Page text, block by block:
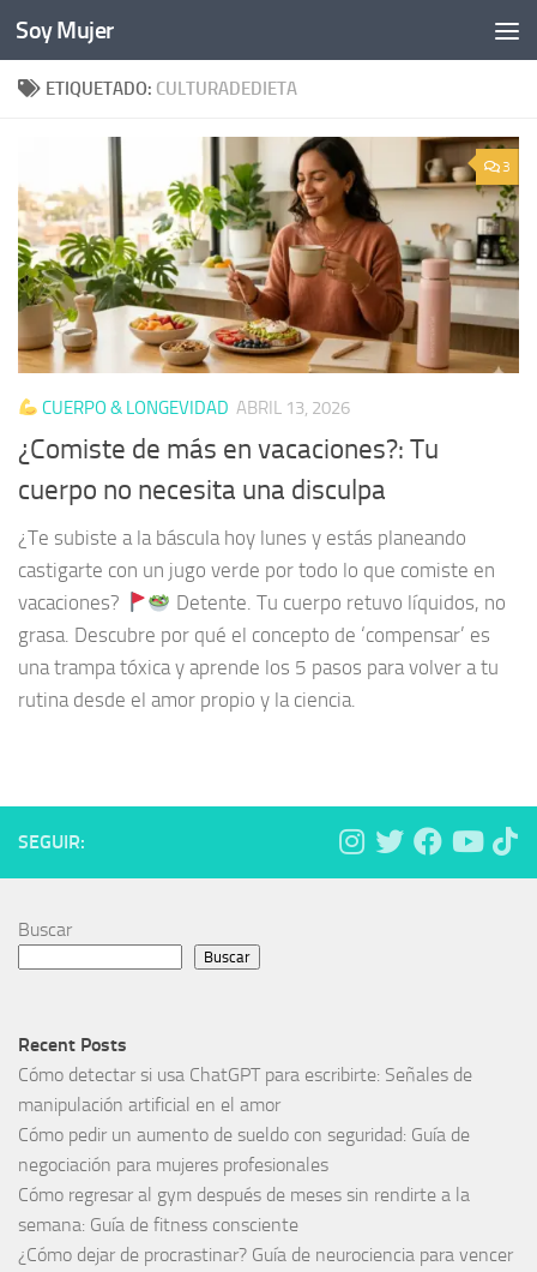
Bajo el contenido
Soy Mujer
ETIQUETADO: CULTURADEDIETA
3
CUERPO & LONGEVIDAD ABRIL 13, 2026
¿Comiste de más en vacaciones?: Tu
cuerpo no necesita una disculpa
¿Te subiste a la báscula hoy lunes y estás planeando
castigarte con un jugo verde por todo lo que comiste en
vacaciones?
Detente. Tu cuerpo retuvo líquidos, no
grasa. Descubre por qué el concepto de ‘compensar’ es
una trampa tóxica y aprende los 5 pasos para volver a tu
rutina desde el amor propio y la ciencia.
SEGUIR:
Buscar
Buscar
Recent Posts
Cómo detectar si usa ChatGPT para escribirte: Señales de
manipulación artificial en el amor
Cómo pedir un aumento de sueldo con seguridad: Guía de
negociación para mujeres profesionales
Cómo regresar al gym después de meses sin rendirte a la
semana: Guía de fitness consciente
¿Cómo dejar de procrastinar? Guía de neurociencia para vencer